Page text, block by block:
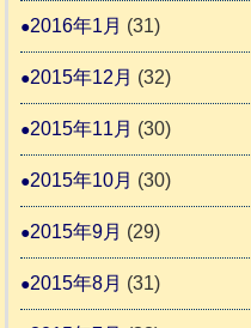
2016年1月 (31)
2015年12月 (32)
2015年11月 (30)
2015年10月 (30)
2015年9月 (29)
2015年8月 (31)